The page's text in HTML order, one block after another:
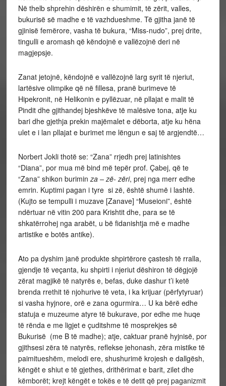
Në thelb shprehin dëshirën e shumimit, të zërit, valles,
bukurisë së madhe e të vazhdueshme. Të gjitha janë të
gjinisë femërore, vasha të bukura, “Miss-nudo”, prej drite,
tingulli e aromash që këndojnë e vallëzojnë deri në
magjepsje.
Zanat jetojnë, këndojnë e vallëzojnë larg syrit të njeriut,
lartësive olimpike që në fillesa, pranë burimeve të
Hipekronit, në Helikonin e pyllëzuar, në pllajat e malit të
Pindit dhe gjithandej bjeshkëve të malësive tona, atje ku
bari dhe gjethja prekin majëmalet e dëborta, atje ku hëna
ulet e i lan pllajat e burimet me lëngun e saj të argjendtë…
Norbert Jokli thotë se: “Zana” rrjedh prej latinishtes
“Diana”, por mua më bind më tepër prof. Çabej, që te
“Zana” shikon buriminza – zë- zëri, prej nga merr edhe
emrin. Kuptimi pagan i tyre si zë, është shumë i lashtë.
(Kujto se tempulli i muzave [Zanave] “Museioni”, është
ndërtuar në vitin 200 para Krishtit dhe, para se të
shkatërrohej nga arabët, u bë fidanishtja më e madhe
artistike e botës antike).
Ato pa dyshim janë produkte shpirtërore çastesh të rralla,
gjendje të veçanta, ku shpirti i njeriut dëshiron të dëgjojë
zërat magjikë të natyrës e, befas, duke dashur t’i ketë
brenda rrethit të njohurive të veta, i ka krijuar (përfytyruar)
si vasha hyjnore, orë e zana ogurmira… U ka bërë edhe
statuja e muzeume atyre të bukurave, por edhe me huqe
të rënda e me ligjet e çuditshme të mosprekjes së
Bukurisë (me B të madhe); atje, caktuar pranë hyjnisë, por
gjithsesi zëra të natyrës, reflekse jehonash, zëra mistike të
paimitueshëm, melodi ere, shushurimë krojesh e dallgësh,
këngët e shiut e të gjethes, drithërimat e barit, zilet dhe
këmborët; krejt këngët e tokës e të detit që prej paganizmit